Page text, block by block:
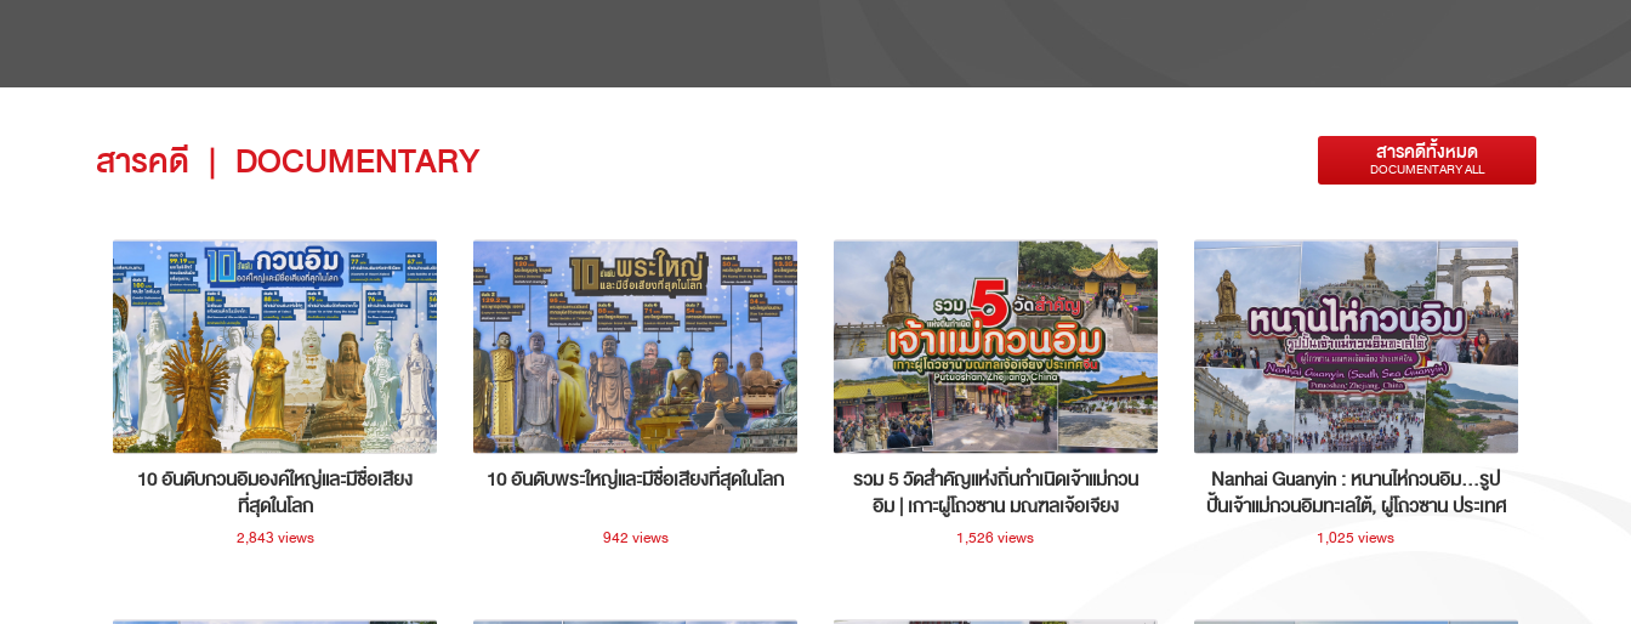
สารคดี | DOCUMENTARY สารคดีทั้งหมด
DOCUMENTARY ALL
10 อันดับกวนอิมองค์ใหญ่และมีชื่อเสียง
ที่สุดในโลก
2,843 views
10 อันดับพระใหญ่และมีชื่อเสียงที่สุดในโลก
942 views
รวม 5 วัดสำคัญแห่งถิ่นกำเนิดเจ้าแม่กวน
อิม | เกาะผู่โถวซาน มณฑลเจ้อเจียง
ประเทศจีน
1,526 views
Nanhai Guanyin : หนานไห่กวนอิม...รูป
ปั้นเจ้าแม่กวนอิมทะเลใต้, ผู่โถวซาน ประเทศ
จีน
1,025 views